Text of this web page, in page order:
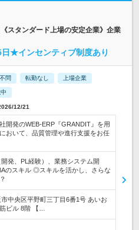
スタンダード上場の安定企業》企業
★インセンティブ制度あり
問 転勤なし 上場企業
12/21
開発のWEB-ERP『GRANDIT』を用
おいて、品質管理や進行支援をお任
開発、PL経験）、業務システム開
のスキル ◎スキルを活かし、さらな
市中央区平野町三丁目6番1号 あいお
ビル 8階 【…